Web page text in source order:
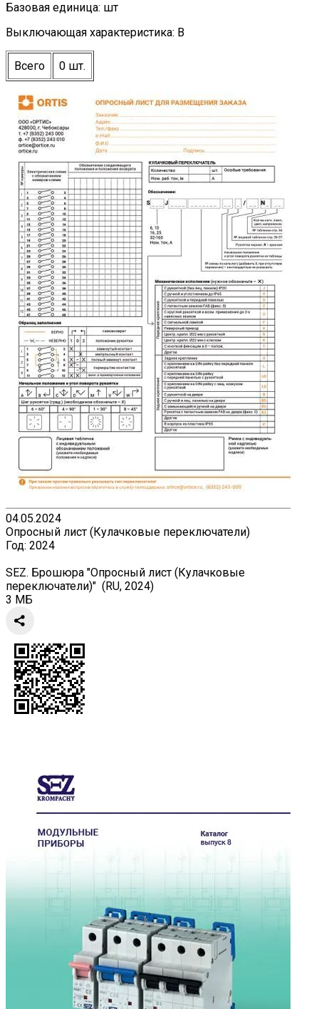
Базовая единица: шт
Выключающая характеристика: B
Всего 0 шт.
04.05.2024
Опросный лист (Кулачковые переключатели)
Год: 2024
SEZ. Брошюра "Опросный лист (Кулачковые
переключатели)" (RU, 2024)
3 МБ